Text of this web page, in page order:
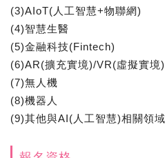
(3)AIoT(人工智慧+物聯網)
(4)智慧生醫
(5)金融科技(Fintech)
(6)AR(擴充實境)/VR(虛擬實境)
(7)無人機
(8)機器人
(9)其他與AI(人工智慧)相關領域